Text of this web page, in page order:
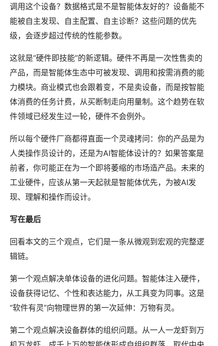
调用这个设备？数据格式是不是智能体友好的？设备能不
能被自主发现、自主配置、自主诊断？这些问题的优先
级，会逐步超过传统的性能参数。
这就是“硬件即技能”的新逻辑。硬件不再是一次性售卖的
产品，而是智能体生态中可被发现、调用和按需消费的能
力模块。商业模式也会跟着变，不是卖设备，而是按智能
体消费的任务计费，从买断制走向用量制。这个趋势在软
件领域已经发生过一轮，硬件不会例外。
所以每个硬件厂商都得直面一个灵魂拷问：你的产品是为
人类操作员设计的，还是为AI智能体设计的？如果答案是
前者，你可能正在为一个即将萎缩的市场造产品。未来的
工业硬件，应该从第一天起就是智能体优先，为被AI发
现、理解和操作而设计。
写在最后
回看本文的三个观点，它们是一条从微观到宏观的完整逻
辑链。
第一个观点解决单体设备的进化问题。智能体注入硬件，
设备获得记忆、个性和表达能力，从工具变为同事。这是
“软件有灵”向物理世界的第一次延伸：万物有灵。
第二个观点解决设备群体的组织问题。从一人一龙虾到万